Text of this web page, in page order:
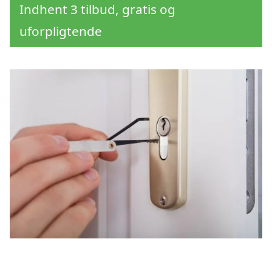
Indhent 3 tilbud, gratis og
uforpligtende